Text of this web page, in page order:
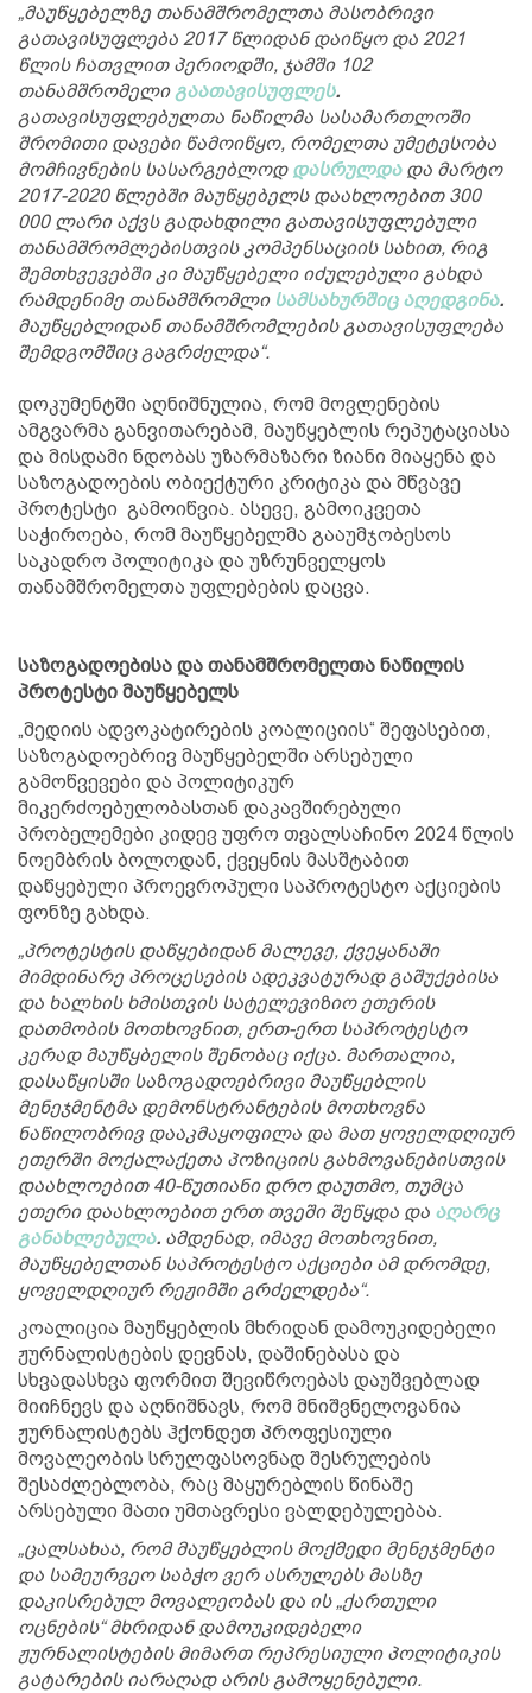
„მაუწყებელზე თანამშრომელთა მასობრივი
გათავისუფლება 2017 წლიდან დაიწყო და 2021
წლის ჩათვლით პერიოდში, ჯამში 102
თანამშრომელი გაათავისუფლეს.
გათავისუფლებულთა ნაწილმა სასამართლოში
შრომითი დავები წამოიწყო, რომელთა უმეტესობა
მომჩივნების სასარგებლოდ დასრულდადა მარტო
2017-2020 წლებში მაუწყებელს დაახლოებით 300
000 ლარი აქვს გადახდილი გათავისუფლებული
თანამშრომლებისთვის კომპენსაციის სახით, რიგ
შემთხვევებში კი მაუწყებელი იძულებული გახდა
რამდენიმე თანამშრომლი სამსახურშიც აღედგინა.
მაუწყებლიდან თანამშრომლების გათავისუფლება
შემდგომშიც გაგრძელდა“.
დოკუმენტში აღნიშნულია, რომ მოვლენების
ამგვარმა განვითარებამ, მაუწყებლის რეპუტაციასა
და მისდამი ნდობას უზარმაზარი ზიანი მიაყენა და
საზოგადოების ობიექტური კრიტიკა და მწვავე
პროტესტი გამოიწვია. ასევე, გამოიკვეთა
საჭიროება, რომ მაუწყებელმა გააუმჯობესოს
საკადრო პოლიტიკა და უზრუნველყოს
თანამშრომელთა უფლებების დაცვა.
საზოგადოებისა და თანამშრომელთა ნაწილის
პროტესტი მაუწყებელს
„მედიის ადვოკატირების კოალიციის“ შეფასებით,
საზოგადოებრივ მაუწყებელში არსებული
გამოწვევები და პოლიტიკურ
მიკერძოებულობასთან დაკავშირებული
პრობელემები კიდევ უფრო თვალსაჩინო 2024 წლის
ნოემბრის ბოლოდან, ქვეყნის მასშტაბით
დაწყებული პროევროპული საპროტესტო აქციების
ფონზე გახდა.
„პროტესტის დაწყებიდან მალევე, ქვეყანაში
მიმდინარე პროცესების ადეკვატურად გაშუქებისა
და ხალხის ხმისთვის სატელევიზიო ეთერის
დათმობის მოთხოვნით, ერთ-ერთ საპროტესტო
კერად მაუწყბელის შენობაც იქცა. მართალია,
დასაწყისში საზოგადოებრივი მაუწყებლის
მენეჯმენტმა დემონსტრანტების მოთხოვნა
ნაწილობრივ დააკმაყოფილა და მათ ყოველდღიურ
ეთერში მოქალაქეთა პოზიციის გახმოვანებისთვის
დაახლოებით 40-წუთიანი დრო დაუთმო, თუმცა
ეთერი დაახლოებით ერთ თვეში შეწყდა და აღარც
განახლებულა. ამდენად, იმავე მოთხოვნით,
მაუწყებელთან საპროტესტო აქციები ამ დრომდე,
ყოველდღიურ რეჟიმში გრძელდება“.
კოალიცია მაუწყებლის მხრიდან დამოუკიდებელი
ჟურნალისტების დევნას, დაშინებასა და
სხვადასხვა ფორმით შევიწროებას დაუშვებლად
მიიჩნევს და აღნიშნავს, რომ მნიშვნელოვანია
ჟურნალისტებს ჰქონდეთ პროფესიული
მოვალეობის სრულფასოვნად შესრულების
შესაძლებლობა, რაც მაყურებლის წინაშე
არსებული მათი უმთავრესი ვალდებულებაა.
„ცალსახაა, რომ მაუწყებლის მოქმედი მენეჯმენტი
და სამეურვეო საბჭო ვერ ასრულებს მასზე
დაკისრებულ მოვალეობას და ის „ქართული
ოცნების“ მხრიდან დამოუკიდებელი
ჟურნალისტების მიმართ რეპრესიული პოლიტიკის
გატარების იარაღად არის გამოყენებული.